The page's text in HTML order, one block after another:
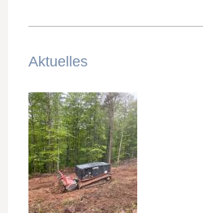
Aktuelles